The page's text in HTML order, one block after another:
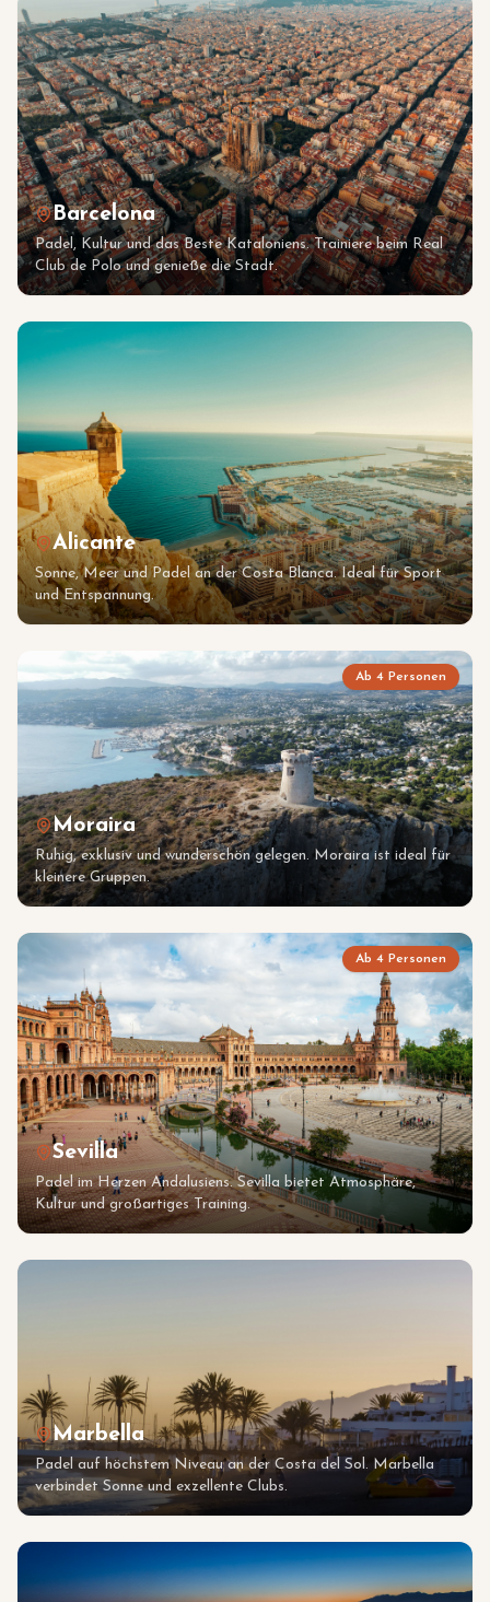
Barcelona
Padel, Kultur und das Beste Kataloniens. Trainiere beim Real
Club de Polo und genieße die Stadt.
Alicante
Sonne, Meer und Padel an der Costa Blanca. Ideal für Sport
und Entspannung.
Ab 4 Personen
Moraira
Ruhig, exklusiv und wunderschön gelegen. Moraira ist ideal für
kleinere Gruppen.
Ab 4 Personen
Sevilla
Padel im Herzen Andalusiens. Sevilla bietet Atmosphäre,
Kultur und großartiges Training.
Marbella
Padel auf höchstem Niveau an der Costa del Sol. Marbella
verbindet Sonne und exzellente Clubs.